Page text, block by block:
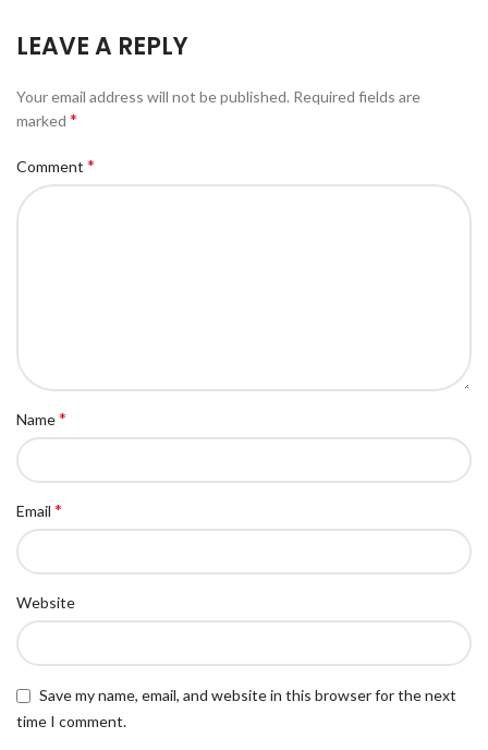
LEAVE A REPLY
Your email address will not be published. Required fields are
marked *
Comment *
Name*
Email *
Website
Save my name, email, and website in this browser for the next
time I comment.